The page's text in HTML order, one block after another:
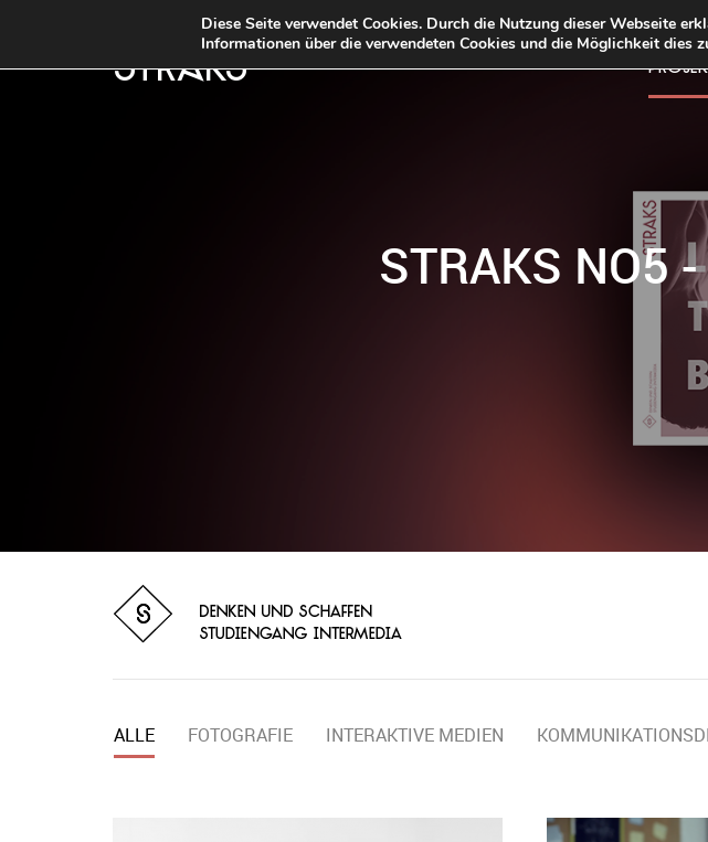
STRAKS NO5 -
STRKS
ALLE FOTOGRAFIE INTERAKTIVE MEDIEN
Diese Seite verwendet Cookies. Durch die Nutzung dieser Webseite
Informationen über die verwendeten Cookies und die Möglichkeit dies